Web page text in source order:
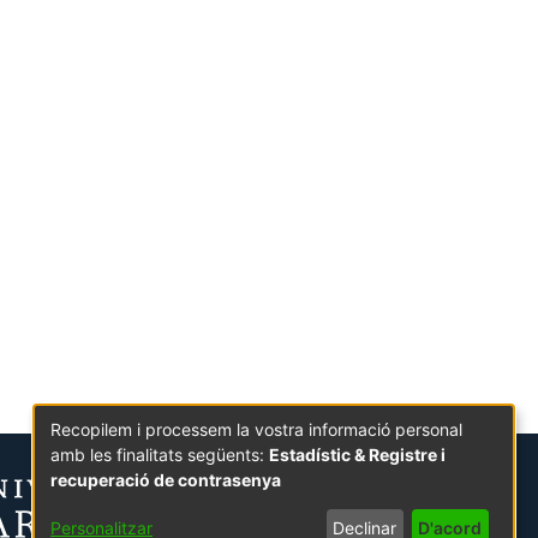
Recopilem i processem la vostra informació personal
amb les finalitats següents: Estadístic & Registre i
recuperació de contrasenya
Personalitzar Declinar D'acord